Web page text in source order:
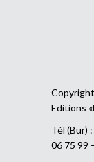
Editions
Tél (Bur)
06 75 99